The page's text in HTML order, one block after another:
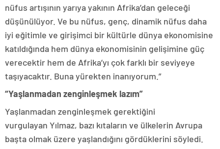
nüfus artışının yarıya yakının Afrika’dan geleceği
düşünülüyor. Ve bu nüfus, genç, dinamik nüfus daha
iyi eğitimle ve girişimci bir kültürle dünya ekonomisine
katıldığında hem dünya ekonomisinin gelişimine güç
verecektir hem de Afrika’yı çok farklı bir seviyeye
taşıyacaktır. Buna yürekten inanıyorum.”
“Yaşlanmadan zenginleşmek lazım”
Yaşlanmadan zenginleşmek gerektiğini
vurgulayan Yılmaz, bazı kıtaların ve ülkelerin Avrupa
başta olmak üzere yaşlandığını gördüklerini söyledi.